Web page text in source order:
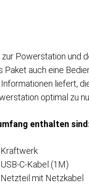
Powerstation und
Paket auch eine
liefert,
optimal zu
enthalten
Kraftwerk
USB-C-Kabel (1M)
Netzteil mit Netzkabel